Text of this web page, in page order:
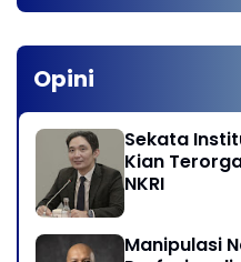
Opini
Sekata
Kian
NKRI
Manipulasi